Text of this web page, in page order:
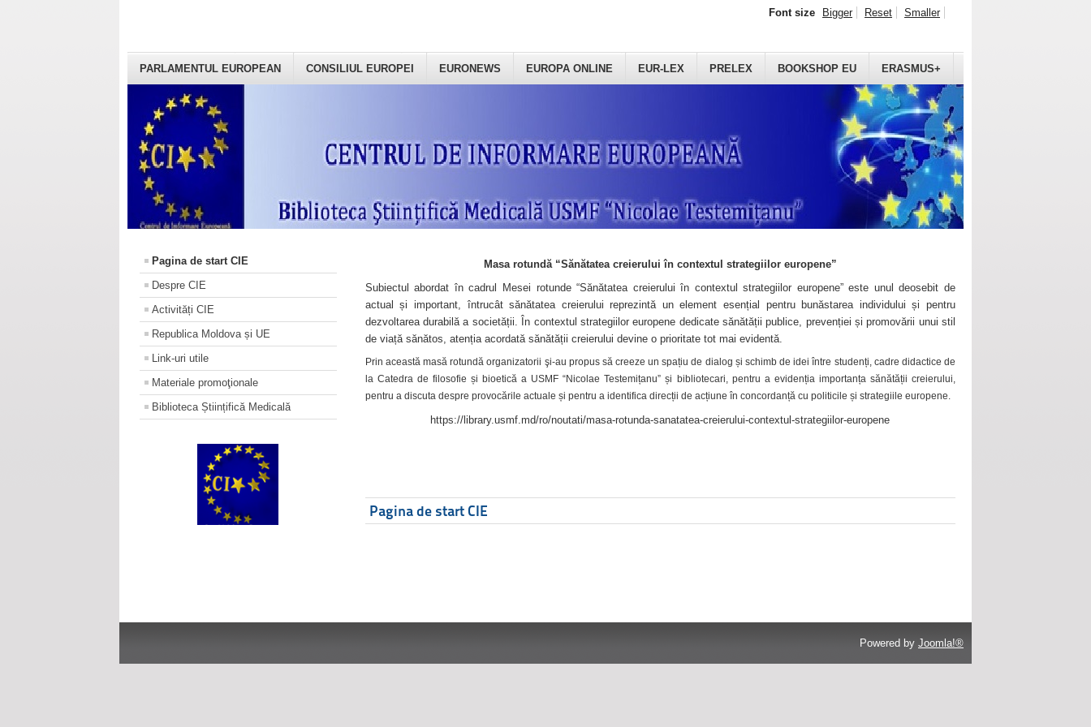
PARLAMENTUL EUROPEAN CONSILIUL EUROPEI EURONEWS EUROPA ONLINE EUR-LEX PRELEX BOOKSHOP EU ERASMUS+
Font size Bigger Reset Smaller
Pagina de start CIE
Despre CIE
Activități CIE
Republica Moldova și UE
Link-uri utile
Materiale promoţionale
Biblioteca Științifică Medicală
Masa rotundă “Sănătatea creierului în contextul strategiilor europene”
Subiectul abordat în cadrul Mesei rotunde “Sănătatea creierului în contextul strategiilor europene” este unul deosebit de
actual și important, întrucât sănătatea creierului reprezintă un element esențial pentru bunăstarea individului și pentru
dezvoltarea durabilă a societății. În contextul strategiilor europene dedicate sănătății publice, prevenției și promovării unui stil
de viață sănătos, atenția acordată sănătății creierului devine o prioritate tot mai evidentă.
Prin această masă rotundă organizatorii şi-au propus să creeze un spațiu de dialog și schimb de idei între studenți, cadre didactice de
la Catedra de filosofie și bioetică a USMF “Nicolae Testemițanu” și bibliotecari, pentru a evidenția importanța sănătății creierului,
pentru a discuta despre provocările actuale și pentru a identifica direcții de acțiune în concordanță cu politicile și strategiile europene.
https://library.usmf.md/ro/noutati/masa-rotunda-sanatatea-creierului-contextul-strategiilor-europene
Pagina de start CIE
Powered by Joomla!®